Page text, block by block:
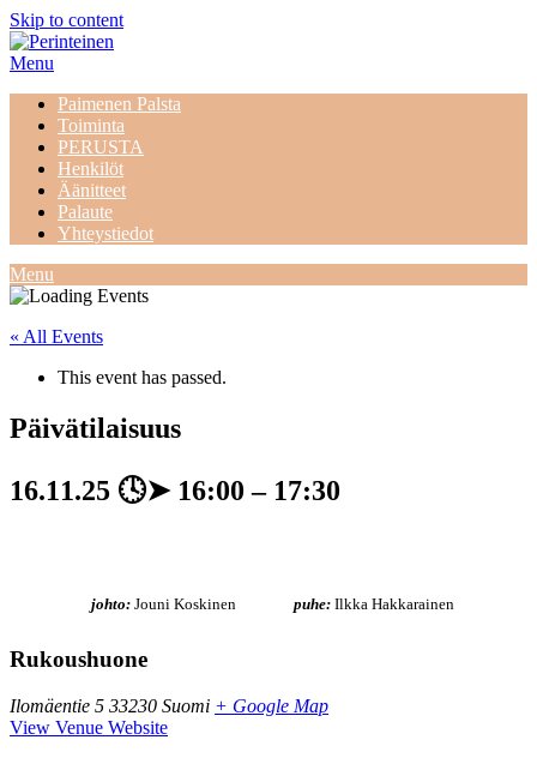
Skip to content
Menu
Paimenen Palsta
Toiminta
PERUSTA
Henkilöt
Äänitteet
Palaute
Yhteystiedot
Menu
« All Events
This event has passed.
Päivätilaisuus
16.11.25 🕓➤ 16:00– 17:30
johto:Jouni Koskinen puhe: Ilkka Hakkarainen
Rukoushuone
Ilomäentie 5 33230 Suomi + Google Map
View Venue Website